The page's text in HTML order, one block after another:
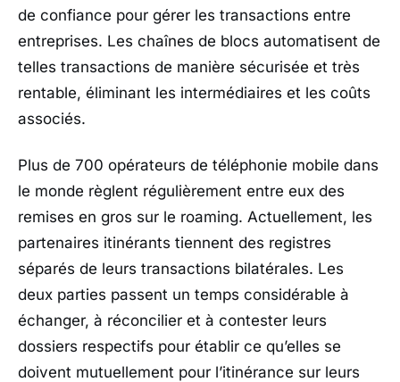
de confiance pour gérer les transactions entre
entreprises. Les chaînes de blocs automatisent de
telles transactions de manière sécurisée et très
rentable, éliminant les intermédiaires et les coûts
associés.
Plus de 700 opérateurs de téléphonie mobile dans
le monde règlent régulièrement entre eux des
remises en gros sur le roaming. Actuellement, les
partenaires itinérants tiennent des registres
séparés de leurs transactions bilatérales. Les
deux parties passent un temps considérable à
échanger, à réconcilier et à contester leurs
dossiers respectifs pour établir ce qu’elles se
doivent mutuellement pour l’itinérance sur leurs